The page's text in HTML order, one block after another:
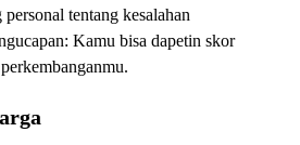
tentang kesalahan
Kamu bisa dapetin skor